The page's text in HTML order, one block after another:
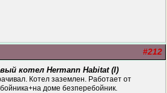
#212
котел Hermann Habitat (I)
Котел заземлен. Работает от
доме безперебойник.